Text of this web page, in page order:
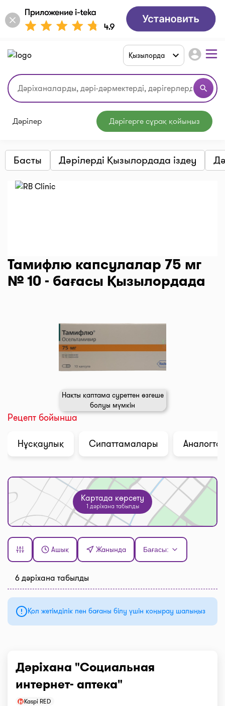
search
Қызылорда account_circle
Дәрілер Дәрігерге сұрақ қойыңыз
Басты Дәрілерді Қызылордада іздеу
Тамифлю капсулалар 75 мг
№ 10 - бағасы Қызылордада
Нақты қаптама суреттен өзгеше
болуы мүмкін
Рецепт бойынша
Нұсқаулық
Сипаттамалары
Картада көрсету
1 дәріхана табылды
Ашық Жанында Бағасы:
6 дәріхана табылды
Қол жетімділік пен бағаны білу үшін қоңырау шалыңыз
Дәріхана "Социальная
интернет- аптека"
Kaspi RED